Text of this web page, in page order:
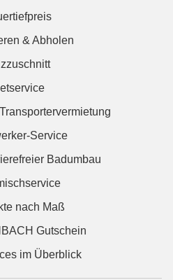
& Abholen
Service
Badumbau
nach Maß
Gutschein
im Überblick